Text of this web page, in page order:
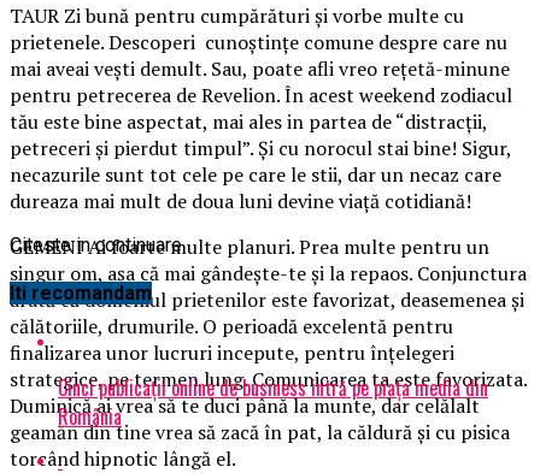
TAUR Zi bună pentru cumpărături şi vorbe multe cu
prietenele.Descoperi cunoştinţe comune despre care nu
mai aveai veşti demult. Sau, poate afli vreo reţetă-minune
pentru petrecerea de Revelion. În acest weekend zodiacul
tău este bine aspectat, mai ales in partea de “distracţii,
petreceri şi pierdut timpul”. Şi cu norocul stai bine! Sigur,
necazurile sunt tot cele pe care le stii, dar un necaz care
dureaza mai mult de doua luni devine viaţă cotidiană!
GEMENI Ai foarte multe planuri. Prea multe pentru un
singur om, aşa că mai gândeşte-te şi la repaos. Conjunctura
arată că domeniul prietenilor este favorizat, deasemenea şi
călătoriile, drumurile. O perioadă excelentă pentru
finalizarea unor lucruri incepute, pentru înţelegeri
strategice, pe termen lung. Comunicarea ta este favorizata.
Duminică ai vrea să te duci până la munte, dar celălalt
geamăn din tine vrea să zacă în pat, la căldură şi cu pisica
torcând hipnotic lângă el.
Citeste in continuare
Iti recomandam
Cinci publicații online de business intră pe piața media din
România